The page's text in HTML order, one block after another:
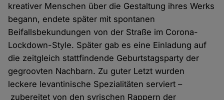
kreativer Menschen über die Gestaltung ihres Werks
begann, endete später mit spontanen
Beifallsbekundungen von der Straße im Corona-
Lockdown-Style. Später gab es eine Einladung auf
die zeitgleich stattfindende Geburtstagsparty der
gegroovten Nachbarn. Zu guter Letzt wurden
leckere levantinische Spezialitäten serviert –
zubereitet von den syrischen Rappern der